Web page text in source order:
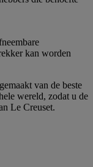
kan worden
van de beste
wereld, zodat u de
Le Creuset.